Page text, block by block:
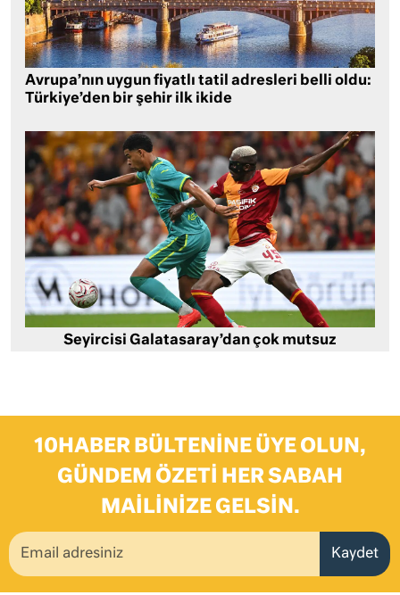
Avrupa’nın uygun fiyatlı tatil adresleri belli oldu:
Türkiye’den bir şehir ilk ikide
Seyircisi Galatasaray’dan çok mutsuz
10HABER BÜLTENINE ÜYE OLUN,
GÜNDEM ÖZETI HER SABAH
MAILINIZE GELSIN.
Kaydet